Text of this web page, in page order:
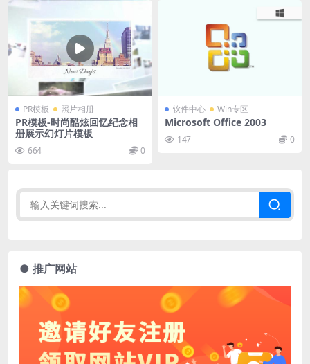
PR模板 照片相册
PR模板-时尚酷炫回忆纪念相
册展示幻灯片模板
664 0
软件中心 Win专区
Microsoft Office 2003
147 0
● 推广网站